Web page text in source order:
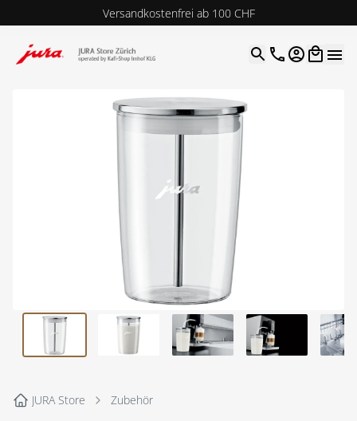
Versandkostenfrei ab 100 CHF
4.9| 5.0 Google
Open
JURA Store Zubehör